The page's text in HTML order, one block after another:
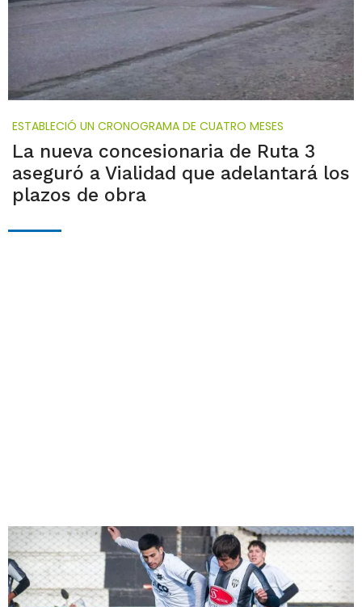
ESTABLECIÓ UN CRONOGRAMA DE CUATRO MESES
La nueva concesionaria de Ruta 3
aseguró a Vialidad que adelantará los
plazos de obra